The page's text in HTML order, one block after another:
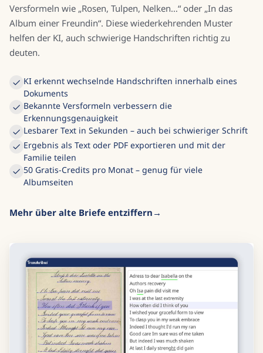
Versformeln wie „Rosen, Tulpen, Nelken…“ oder „In das
Album einer Freundin“. Diese wiederkehrenden Muster
helfen der KI, auch schwierige Handschriften richtig zu
deuten.
KI erkennt wechselnde Handschriften innerhalb eines
Dokuments
Bekannte Versformeln verbessern die
Erkennungsgenauigkeit
Lesbarer Text in Sekunden – auch bei schwieriger Schrift
Ergebnis als Text oder PDF exportieren und mit der
Familie teilen
50 Gratis-Credits pro Monat – genug für viele
Albumseiten
Mehr über alte Briefe entziffern